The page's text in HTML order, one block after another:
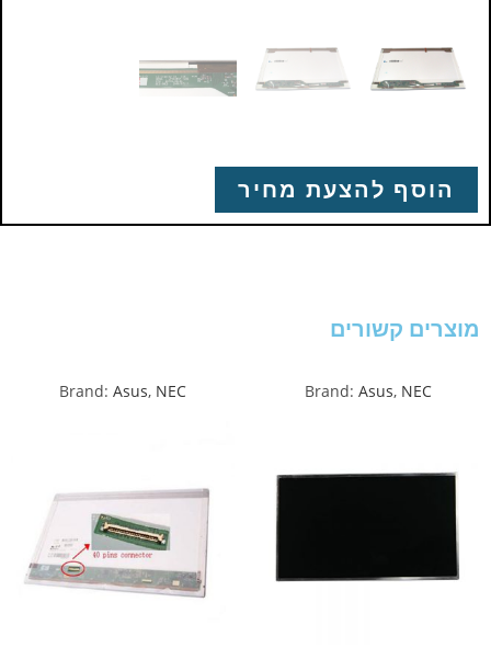
הוסף להצעת מחיר
מוצרים קשורים
Brand: Asus, NEC
Brand: Asus, NEC